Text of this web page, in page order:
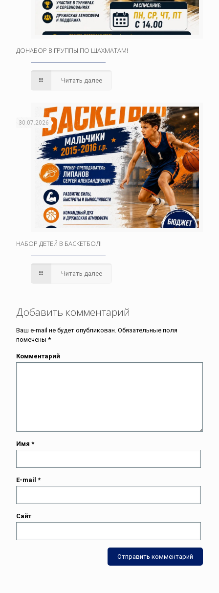
ДОНАБОР В ГРУППЫ ПО ШАХМАТАМ!
Читать далее
30.07.2026
НАБОР ДЕТЕЙ В БАСКЕТБОЛ!
Читать далее
Добавить комментарий
Ваш e-mail не будет опубликован. Обязательные поля
помечены *
Комментарий
Имя *
E-mail *
Сайт